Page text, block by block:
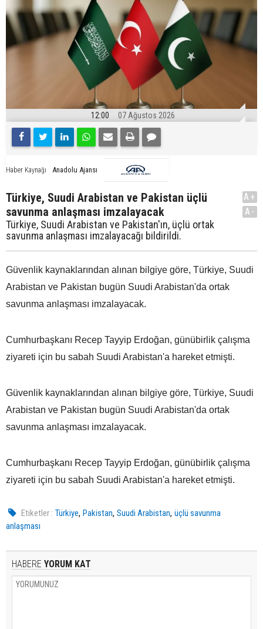
12:00 07 Ağustos 2026
Haber Kaynağı Anadolu Ajansı
Türkiye, Suudi Arabistan ve Pakistan üçlü
savunma anlaşması imzalayacak
Türkiye, Suudi Arabistan ve Pakistan'ın, üçlü ortak
savunma anlaşması imzalayacağı bildirildi.
A+
A-
Güvenlik kaynaklarından alınan bilgiye göre, Türkiye, Suudi
Arabistan ve Pakistan bugün Suudi Arabistan'da ortak
savunma anlaşması imzalayacak.
Cumhurbaşkanı Recep Tayyip Erdoğan, günübirlik çalışma
ziyareti için bu sabah Suudi Arabistan'a hareket etmişti.
Güvenlik kaynaklarından alınan bilgiye göre, Türkiye, Suudi
Arabistan ve Pakistan bugün Suudi Arabistan'da ortak
savunma anlaşması imzalayacak.
Cumhurbaşkanı Recep Tayyip Erdoğan, günübirlik çalışma
ziyareti için bu sabah Suudi Arabistan'a hareket etmişti.
Etiketler : Türkiye,Pakistan,Suudi Arabistan,üçlü savunma
anlaşması
HABERE YORUM KAT